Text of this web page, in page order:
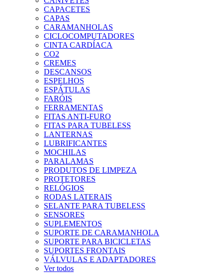
CAPACETES
CAPAS
CARAMANHOLAS
CICLOCOMPUTADORES
CINTA CARDÍACA
CO2
CREMES
DESCANSOS
ESPELHOS
ESPÁTULAS
FARÓIS
FERRAMENTAS
FITAS ANTI-FURO
FITAS PARA TUBELESS
LANTERNAS
LUBRIFICANTES
MOCHILAS
PARALAMAS
PRODUTOS DE LIMPEZA
PROTETORES
RELÓGIOS
RODAS LATERAIS
SELANTE PARA TUBELESS
SENSORES
SUPLEMENTOS
SUPORTE DE CARAMANHOLA
SUPORTE PARA BICICLETAS
SUPORTES FRONTAIS
VÁLVULAS E ADAPTADORES
Ver todos